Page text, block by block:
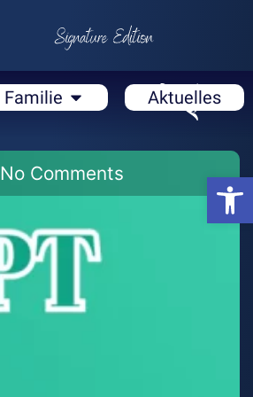
Familie Aktuelles
No Comments